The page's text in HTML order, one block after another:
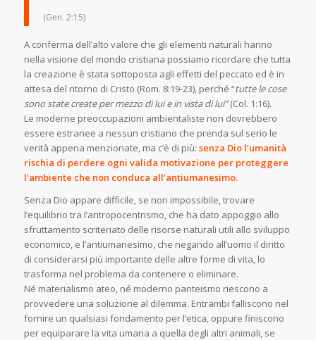
(Gen. 2:15)
A conferma dell’alto valore che gli elementi naturali hanno
nella visione del mondo cristiana possiamo ricordare che tutta
la creazione è stata sottoposta agli effetti del peccato ed è in
attesa del ritorno di Cristo (Rom. 8:19-23), perché “tutte le cose
sono state create per mezzo di lui e in vista di lui”(Col. 1:16).
Le moderne preoccupazioni ambientaliste non dovrebbero
essere estranee a nessun cristiano che prenda sul serio le
verità appena menzionate, ma c’è di più: senza Dio l’umanità
rischia di perdere ogni valida motivazione per proteggere
l’ambiente che non conduca all’antiumanesimo.
Senza Dio appare difficile, se non impossibile, trovare
l’equilibrio tra l’antropocentrismo, che ha dato appoggio allo
sfruttamento scriteriato delle risorse naturali utili allo sviluppo
economico, e l’antiumanesimo, che negando all’uomo il diritto
di considerarsi più importante delle altre forme di vita, lo
trasforma nel problema da contenere o eliminare.
Né materialismo ateo, né moderno panteismo riescono a
provvedere una soluzione al dilemma. Entrambi falliscono nel
fornire un qualsiasi fondamento per l’etica, oppure finiscono
per equiparare la vita umana a quella degli altri animali, se